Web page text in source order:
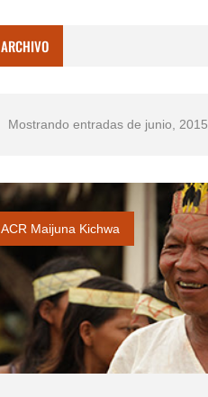
ARCHIVO
Mostrando entradas de junio, 2015
ACR Maijuna Kichwa